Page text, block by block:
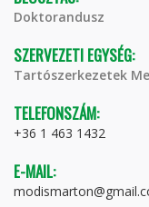
Doktorandusz
SZERVEZETI EGYSÉG:
Tartószerkezetek
TELEFONSZÁM:
+36 1 463 1432
E-MAIL: